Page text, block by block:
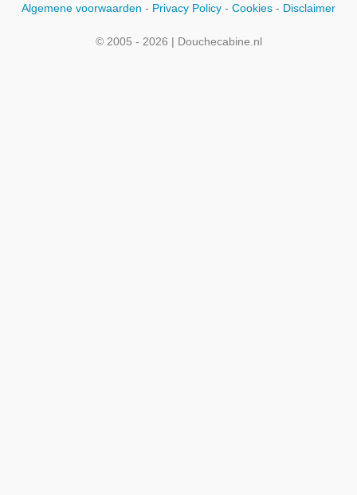
Algemene voorwaarden - Privacy Policy - Cookies - Disclaimer
© 2005 - 2026 | Douchecabine.nl